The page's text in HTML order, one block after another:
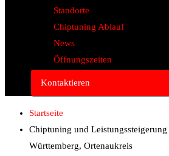
Standorte
Chiptuning Ablauf
News
Öffnungszeiten
Kontaktieren
Startseite
Chiptuning und
Württemberg, Ortenaukreis